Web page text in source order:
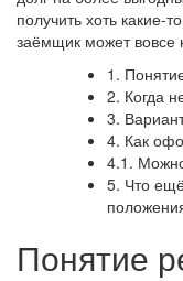
получить хоть какие-
заёмщик может вовсе
1.
2. Когда
3.
4. Как
4.1.
5. Что
Понятие